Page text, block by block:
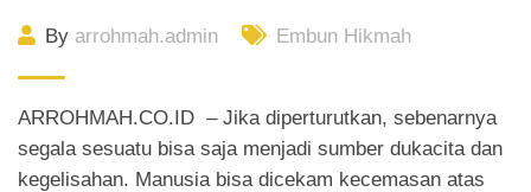
By arrohmah.admin Embun Hikmah
ARROHMAH.CO.ID – Jika diperturutkan, sebenarnya
segala sesuatu bisa saja menjadi sumber dukacita dan
kegelisahan. Manusia bisa dicekam kecemasan atas